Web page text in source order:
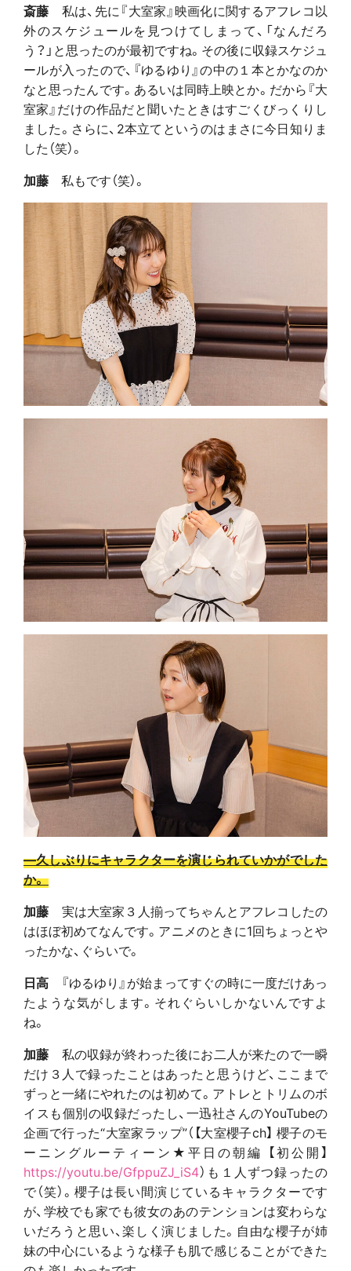
斎藤 私は、先に『大室家』映画化に関するアフレコ以
外のスケジュールを見つけてしまって、「なんだろ
う？」と思ったのが最初ですね。その後に収録スケジュ
ールが入ったので、『ゆるゆり』の中の１本とかなのか
なと思ったんです。あるいは同時上映とか。だから『大
室家』だけの作品だと聞いたときはすごくびっくりし
ました。さらに、2本立てというのはまさに今日知りま
した（笑）。
加藤 私もです（笑）。
―久しぶりにキャラクターを演じられていかがでした
か。
加藤 実は大室家３人揃ってちゃんとアフレコしたの
はほぼ初めてなんです。アニメのときに1回ちょっとや
ったかな、ぐらいで。
日高 『ゆるゆり』が始まってすぐの時に一度だけあっ
たような気がします。それぐらいしかないんですよ
ね。
加藤 私の収録が終わった後にお二人が来たので一瞬
だけ３人で録ったことはあったと思うけど、ここまで
ずっと一緒にやれたのは初めて。アトレとトリムのボ
イスも個別の収録だったし、一迅社さんのYouTubeの
企画で行った“大室家ラップ”（【大室櫻子ch】 櫻子のモ
ーニングルーティーン★平日の朝編 【初公開】
https://youtu.be/GfppuZJ_iS4）も１人ずつ録ったの
で（笑）。櫻子は長い間演じているキャラクターです
が、学校でも家でも彼女のあのテンションは変わらな
いだろうと思い、楽しく演じました。自由な櫻子が姉
妹の中心にいるような様子も肌で感じることができた